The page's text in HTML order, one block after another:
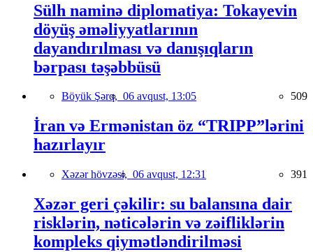
Sülh naminə diplomatiya: Tokayevin
döyüş əməliyyatlarının
dayandırılması və danışıqların
bərpası təşəbbüsü
Böyük Şərq, 06 avqust, 13:05 509
İran və Ermənistan öz “TRIPP”lərini
hazırlayır
Xəzər hövzəsi, 06 avqust, 12:31 391
Xəzər geri çəkilir: su balansına dair
risklərin, nəticələrin və zəifliklərin
kompleks qiymətləndirilməsi